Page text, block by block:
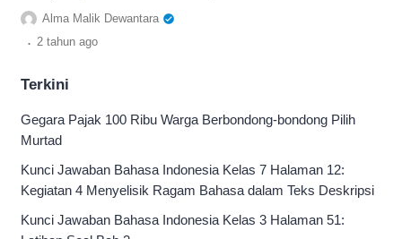
beli lagi, dan cocok jadi minuman buka
puasa bulan ramadhan
Alma Malik Dewantara
. 2 tahun ago
Terkini
Gegara Pajak 100 Ribu Warga Berbondong-bondong Pilih
Murtad
Kunci Jawaban Bahasa Indonesia Kelas 7 Halaman 12:
Kegiatan 4 Menyelisik Ragam Bahasa dalam Teks Deskripsi
Kunci Jawaban Bahasa Indonesia Kelas 3 Halaman 51: